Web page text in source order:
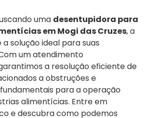
uma desentupidora para
em Mogi das Cruzes, a
a solução ideal para suas
um atendimento
a resolução eficiente de
a obstruções e
para a operação
alimentícias. Entre em
e descubra como podemos